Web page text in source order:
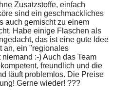
Zusatzstoffe, einfach
sind ein geschmackliches
auch gemischt zu einem
Habe einige Flaschen als
das ist eine gute Idee
an, ein "regionales
:-) Auch das Team
freundlich und die
läuft problemlos. Die Preise
Gerne wieder! ???